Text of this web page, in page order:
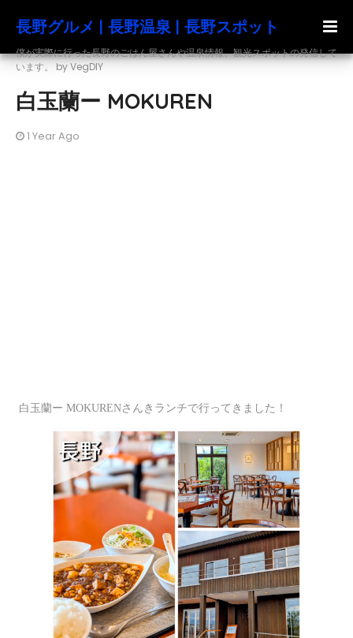
長野グルメ | 長野温泉 | 長野スポット
僕が実際に行った長野のごはん屋さんや温泉情報、観光スポットの発信して
います。 by VegDIY
白玉蘭ー MOKUREN
1 Year Ago
白玉蘭ー MOKURENさんきランチで行ってきました！